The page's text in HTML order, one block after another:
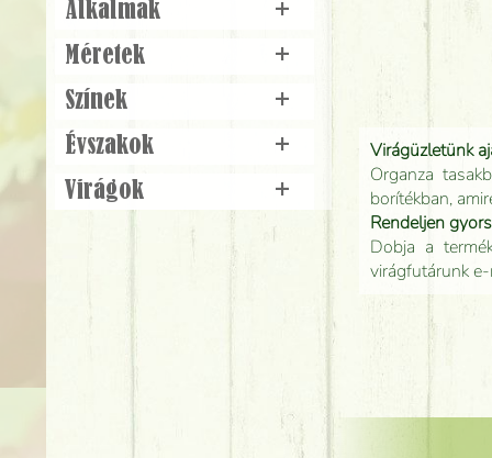
Virágüzletünk
Organza
borítékban,
Rendeljen
Dobja a
virágfutárunk
Alkalmak
+
Méretek
+
Színek
+
Évszakok
+
Virágok
+